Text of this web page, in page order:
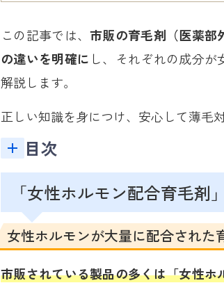
この記事では、市販の育毛剤（医薬部
の違いを明確に し、それぞれの成分
解説します。
正しい知識を身につけ、安心して薄毛
目次
「女性ホルモン配合育毛剤
女性ホルモンが大量に配合された
市販されている製品の多くは「女性